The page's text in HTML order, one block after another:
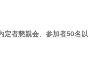
定者懇親会
参加者50名以